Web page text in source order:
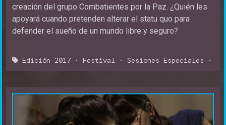
creación del grupo Combatientes por la Paz. ¿Quién les
apoyará cuando pretenden alterar el statu quo para
defender el sueño de un mundo libre y seguro?
Edición 2017 · Festival · Sesiones Especiales ·